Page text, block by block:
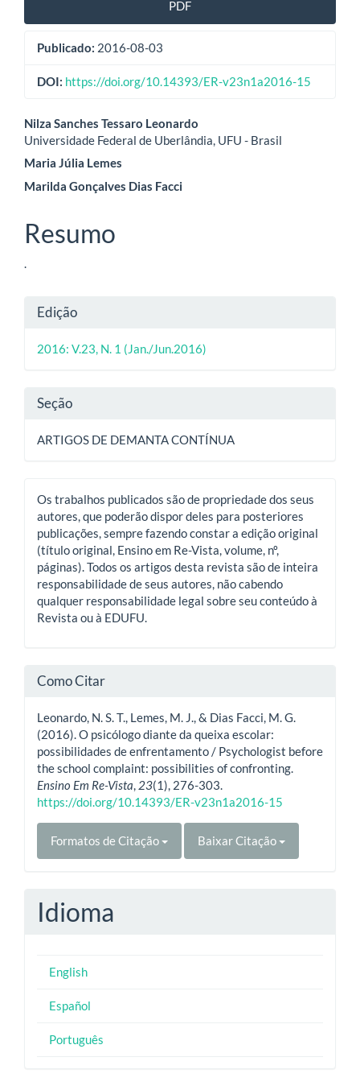
PDF
Publicado: 2016-08-03
DOI: https://doi.org/10.14393/ER-v23n1a2016-15
Conteúdo
do
artigo
Nilza Sanches Tessaro Leonardo
Universidade Federal de Uberlândia, UFU - Brasil
Maria Júlia Lemes
Marilda Gonçalves Dias Facci
Resumo
.
Detalhes
do
Edição
2016: V.23, N. 1 (Jan./Jun.2016)
Seção
ARTIGOS DE DEMANTA CONTÍNUA
Os trabalhos publicados são de propriedade dos seus
autores, que poderão dispor deles para posteriores
publicações, sempre fazendo constar a edição original
(título original, Ensino em Re-Vista, volume, nº,
páginas). Todos os artigos desta revista são de inteira
responsabilidade de seus autores, não cabendo
qualquer responsabilidade legal sobre seu conteúdo à
Revista ou à EDUFU.
Como Citar
Leonardo, N. S. T., Lemes, M. J., & Dias Facci, M. G.
(2016). O psicólogo diante da queixa escolar:
possibilidades de enfrentamento / Psychologist before
the school complaint: possibilities of confronting.
Ensino Em Re-Vista 23(1), 276-303.
https://doi.org/10.14393/ER-v23n1a2016-15
Formatos de Citação Baixar Citação
Idioma
English
Español
Português